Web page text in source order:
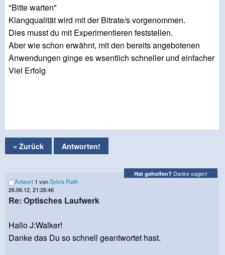
"Bitte warten"
Klangqualität wird mit der Bitrate/s vorgenommen.
Dies musst du mit Experimentieren feststellen.
Aber wie schon erwähnt, mit den bereits angebotenen
Anwendungen ginge es wsentlich schneller und einfacher
Viel Erfolg
« Zurück Antworten!
Hat geholfen? Danke sagen!
Antwort 1 vonSylvia Raith
26.06.12, 21:26:46
Re: Optisches Laufwerk
Hallo J:Walker!
Danke das Du so schnell geantwortet hast.